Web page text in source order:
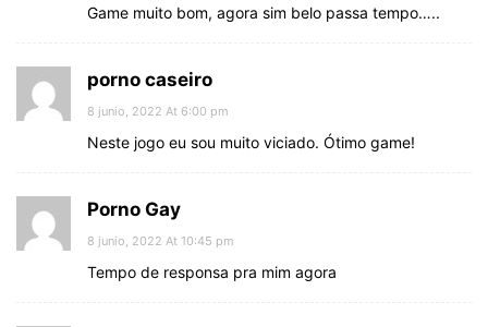
Game muito bom, agora sim belo passa tempo…..
porno caseiro
8 junio, 2022 At 6:00 pm
Neste jogo eu sou muito viciado. Ótimo game!
Porno Gay
8 junio, 2022 At 10:45 pm
Tempo de responsa pra mim agora